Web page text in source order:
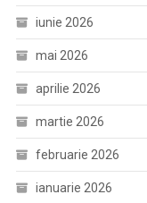
iunie 2026
mai 2026
aprilie 2026
martie 2026
februarie 2026
ianuarie 2026